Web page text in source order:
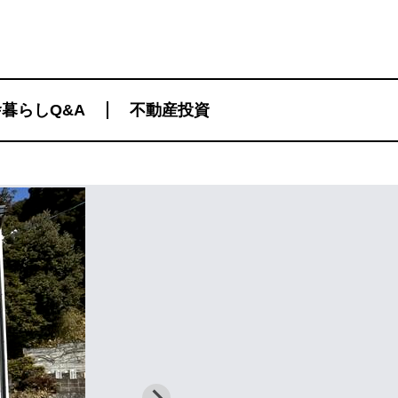
らしQ&A 不動産投資